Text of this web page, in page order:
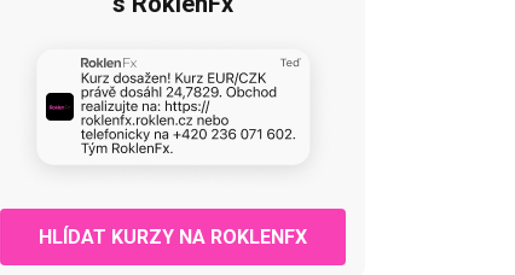
HLÍDAT KURZY NA ROKLENFX